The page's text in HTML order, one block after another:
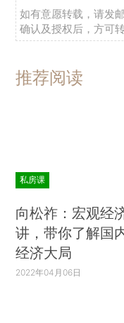
如有意愿转载，请发
确认及授权后，方可转
推荐阅读
私房课
向松祚：宏观经
讲，带你了解国
经济大局
2022年04月06日